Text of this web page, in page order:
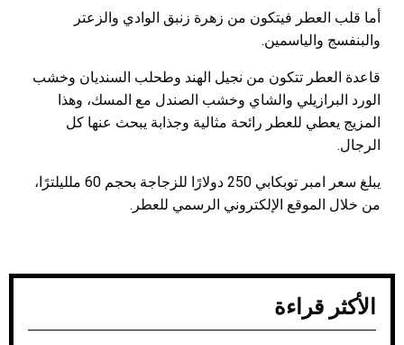
أما قلب العطر فيتكون من زهرة زنبق الوادي والزعتر
والبنفسج والياسمين.
قاعدة العطر تتكون من نجيل الهند وطحلب السنديان وخشب
الورد البرازيلي والشاي وخشب الصندل مع المسك، وهذا
المزيج يعطي للعطر رائحة مثالية وجذابة يبحث عنها كل
الرجال.
يبلغ سعر امبر توبكابي 250 دولارًا للزجاجة بحجم 60 ملليلترًا،
من خلال الموقع الإلكتروني الرسمي للعطر.
الأكثر قراءة